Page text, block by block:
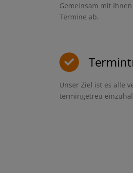
Gemeinsam mit
Termine ab.
Unser Ziel ist es alle
termingetreu